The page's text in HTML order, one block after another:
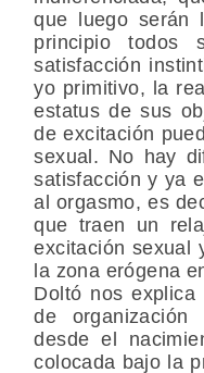
que luego serán
principio
satisfacción
yo primitivo, la
estatus de sus
de excitación
sexual. No hay
satisfacción y ya
al orgasmo, es
que traen un
excitación sexual
la zona erógena
Doltó nos
de
desde el
colocada bajo la